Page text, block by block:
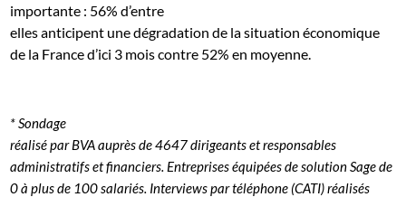
importante : 56% d’entre
elles anticipent une dégradation de la situation économique
de la France d’ici 3 mois contre 52% en moyenne.
* Sondage
réalisé par BVA auprès de 4647 dirigeants et responsables
administratifs et financiers. Entreprises équipées de solution Sage de
0 à plus de 100 salariés. Interviews par téléphone (CATI) réalisés